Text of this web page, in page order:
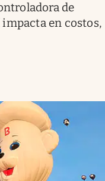
de
impacta en costos,